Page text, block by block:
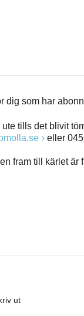
dig som har
tills det blivit
eller
fram till kärlet
ut